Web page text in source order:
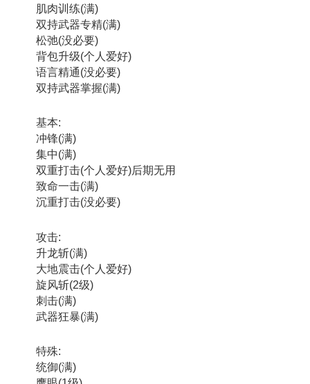
肌肉训练(满)
双持武器专精(满)
松弛(没必要)
背包升级(个人爱好)
语言精通(没必要)
双持武器掌握(满)
基本:
冲锋(满)
集中(满)
双重打击(个人爱好)后期无用
致命一击(满)
沉重打击(没必要)
攻击:
升龙斩(满)
大地震击(个人爱好)
旋风斩(2级)
刺击(满)
武器狂暴(满)
特殊:
统御(满)